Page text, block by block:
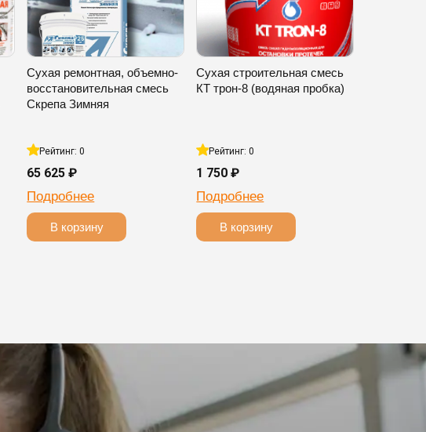
Сухая ремонтная, объемно-
восстановительная смесь
Скрепа Зимняя
Рейтинг: 0
65 625 ₽
Подробнее
В корзину
Сухая строительная смесь
КТ трон-8 (водяная пробка)
Рейтинг: 0
1 750 ₽
Подробнее
В корзину